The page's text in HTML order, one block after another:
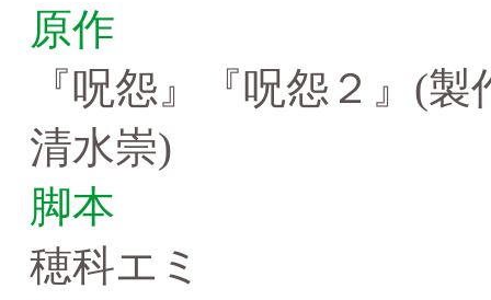
原作
『呪怨』『呪怨２』(
清水崇)
脚本
穂科エミ